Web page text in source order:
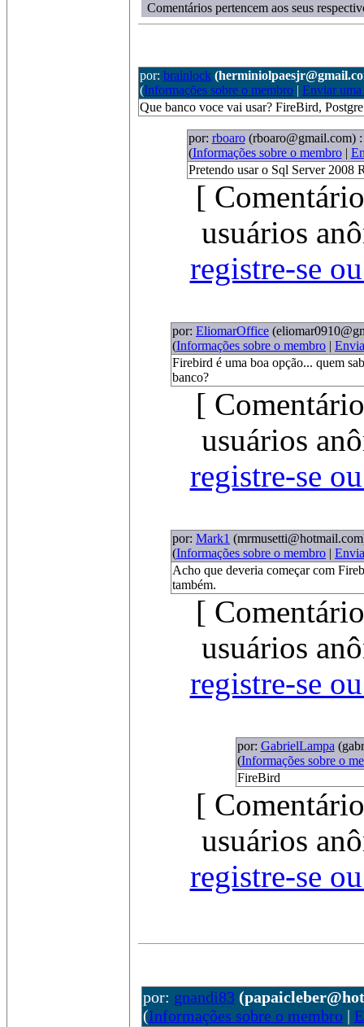
Comentários pertencem aos seus
por: brainlock
(Informações sobre o membro | Enviar uma
Que banco voce vai usar? FireBird,
por: rboaro (rboaro@gmail.com):
(Informações sobre o membro|
Pretendo usar o Sql Server 2008
[
usuários
registre-se
por: EliomarOffice
(Informações sobre o membro |
Firebird é uma boa opção... quem
banco?
[
usuários
registre-se
por: Mark1
(Informações sobre o membro |
Acho que deveria começar com
também.
[
usuários
registre-se
por: GabrielLampa
(Informações sobre o
FireBird
[
usuários
registre-se
por: gnandi83
(Informações sobre o membro|